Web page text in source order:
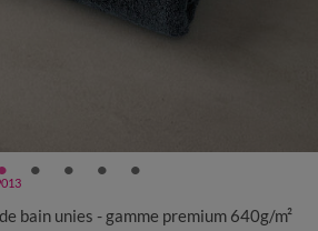
bain unies - gamme premium 640g/m²